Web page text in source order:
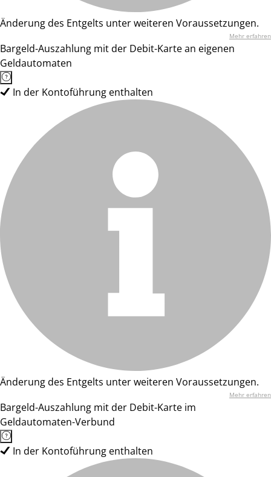
Änderung des Entgelts unter weiteren Voraussetzungen.
Mehr erfahren
Bargeld-Auszahlung mit der Debit-Karte an eigenen
Geldautomaten
In der Kontoführung enthalten
Änderung des Entgelts unter weiteren Voraussetzungen.
Mehr erfahren
Bargeld-Auszahlung mit der Debit-Karte im
Geldautomaten-Verbund
In der Kontoführung enthalten